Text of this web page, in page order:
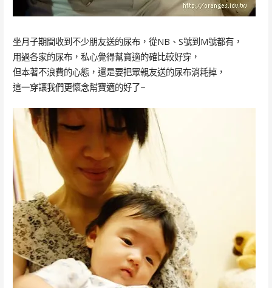
坐月子期間收到不少朋友送的尿布，從NB、S號到M號都有，
用過各家的尿布，私心覺得幫寶適的確比較好穿，
但本著不浪費的心態，還是要把眾親友送的尿布消耗掉，
這一穿讓我們更懷念幫寶適的好了~